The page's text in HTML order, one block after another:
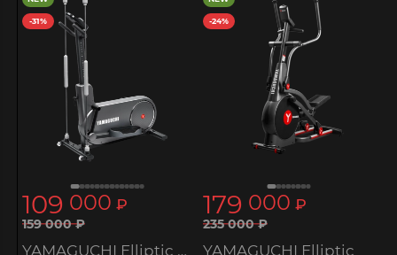
-31%
109 000 ₽
159 000₽
YAMAGUCHI Elliptic BodyMax
-24%
179 000 ₽
235 000₽
YAMAGUCHI Elliptic